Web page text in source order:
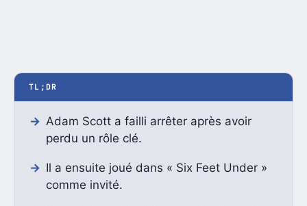
TL;DR
Adam Scott a failli arrêter après avoir
perdu un rôle clé.
Il a ensuite joué dans « Six Feet Under »
comme invité.